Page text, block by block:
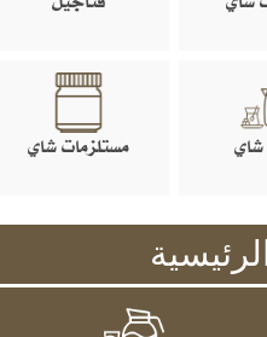
مستلزمات شاي